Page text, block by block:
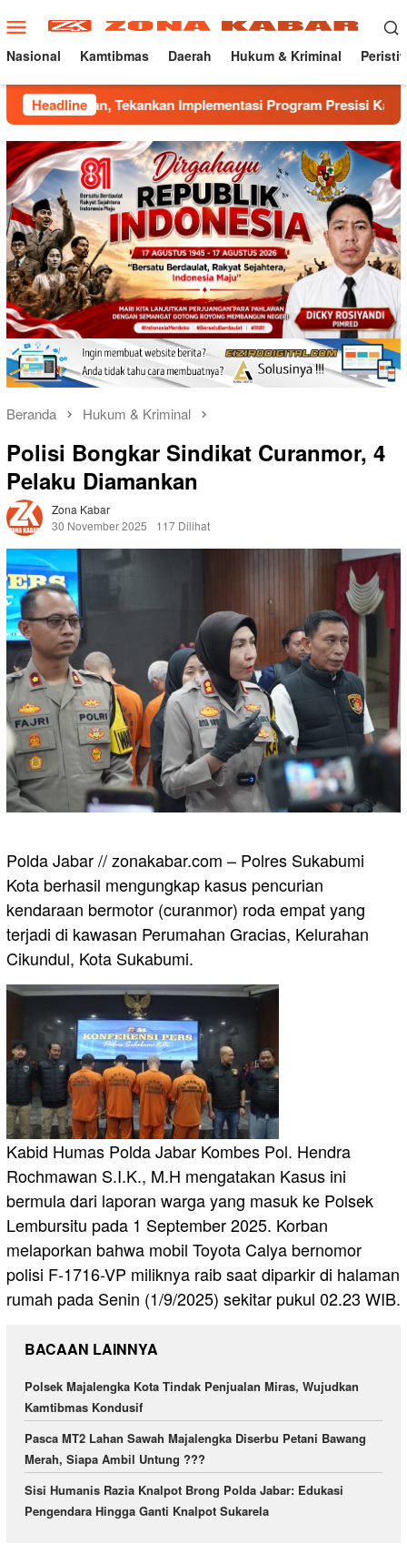
ke
konten
Menu
Mobile
Nasional Kamtibmas Daerah Hukum & Kriminal
Headline
Tekankan Implementasi Program Presisi Kapolri
Beranda Hukum & Kriminal
Polisi Bongkar Sindikat Curanmor, 4
Pelaku Diamankan
Zona Kabar
30 November 2025
117 Dilihat
Polda Jabar // zonakabar.com – Polres Sukabumi
Kota berhasil mengungkap kasus pencurian
kendaraan bermotor (curanmor) roda empat yang
terjadi di kawasan Perumahan Gracias, Kelurahan
Cikundul, Kota Sukabumi.
Kabid Humas Polda Jabar Kombes Pol. Hendra
Rochmawan S.I.K., M.H mengatakan Kasus ini
bermula dari laporan warga yang masuk ke Polsek
Lembursitu pada 1 September 2025. Korban
melaporkan bahwa mobil Toyota Calya bernomor
polisi F-1716-VP miliknya raib saat diparkir di halaman
rumah pada Senin (1/9/2025) sekitar pukul 02.23 WIB.
BACAAN LAINNYA
Polsek Majalengka Kota Tindak Penjualan Miras, Wujudkan
Kamtibmas Kondusif
Pasca MT2 Lahan Sawah Majalengka Diserbu Petani Bawang
Merah, Siapa Ambil Untung ???
Sisi Humanis Razia Knalpot Brong Polda Jabar: Edukasi
Pengendara Hingga Ganti Knalpot Sukarela